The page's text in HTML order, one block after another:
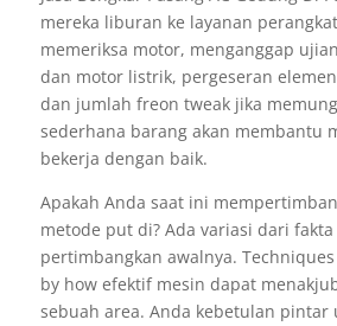
mereka liburan ke layanan
memeriksa motor, menganggap
dan motor listrik, pergeseran
dan jumlah freon tweak jika
sederhana barang akan membantu
bekerja dengan baik.
Apakah Anda saat ini
metode put di? Ada variasi dari
pertimbangkan awalnya.
by how efektif mesin dapat
sebuah area. Anda kebetulan